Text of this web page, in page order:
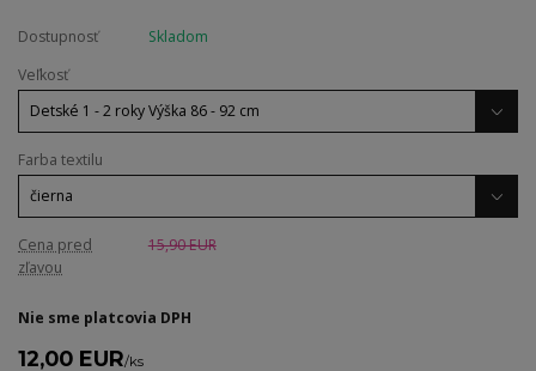
Dostupnosť
Skladom
Veľkosť
Farba textilu
Cena pred
zľavou
15,90 EUR
Nie sme platcovia DPH
12,00 EUR/ks